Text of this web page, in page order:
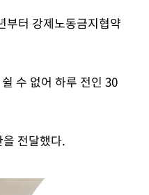
부터 강제노동금지협약
수 없어 하루 전인 30
전달했다.